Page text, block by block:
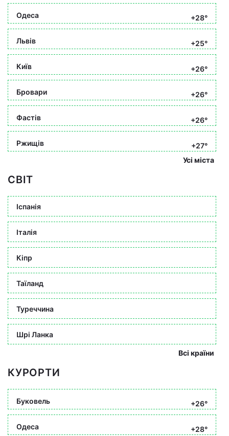
Одеса +28°
Львів +25°
Київ +26°
Бровари +26°
Фастів +26°
Ржищів
+27°
Усі міста
СВІТ
Іспанія
Італія
Кіпр
Таїланд
Туреччина
Шрі Ланка
Всі країни
КУРОРТИ
Буковель +26°
Одеса +28°